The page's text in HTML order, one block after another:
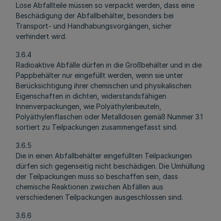
Lose Abfallteile müssen so verpackt werden, dass eine
Beschädigung der Abfallbehälter, besonders bei
Transport- und Handhabungsvorgängen, sicher
verhindert wird.
3.6.4
Radioaktive Abfälle dürfen in die Großbehälter und in die
Pappbehälter nur eingefüllt werden, wenn sie unter
Berücksichtigung ihrer chemischen und physikalischen
Eigenschaften in dichten, widerstandsfähigen
Innenverpackungen, wie Polyäthylenbeuteln,
Polyäthylenflaschen oder Metalldosen gemäß Nummer 3.1
sortiert zu Teilpackungen zusammengefasst sind.
3.6.5
Die in einen Abfallbehälter eingefüllten Teilpackungen
dürfen sich gegenseitig nicht beschädigen. Die Umhüllung
der Teilpackungen muss so beschaffen sein, dass
chemische Reaktionen zwischen Abfällen aus
verschiedenen Teilpackungen ausgeschlossen sind.
3.6.6